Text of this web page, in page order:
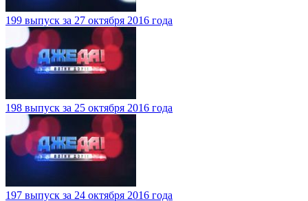
199 выпуск за 27 октября 2016 года
198 выпуск за 25 октября 2016 года
197 выпуск за 24 октября 2016 года